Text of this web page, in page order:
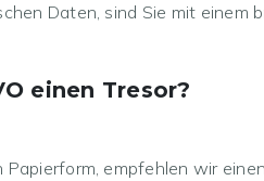
Daten, sind Sie mit
einen Tresor?
empfehlen wir einen